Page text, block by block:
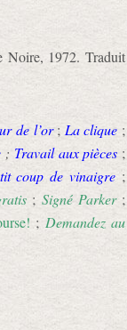
Noire, 1972. Traduit
de l’or; La clique ;
; Travail aux pièces ;
coup de vinaigre;
; Signé Parker;
; Demandez au